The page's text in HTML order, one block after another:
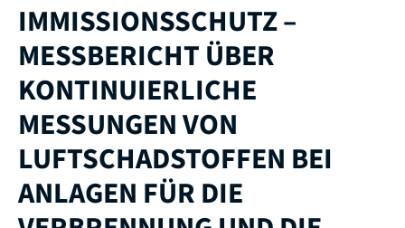
IMMISSIONSSCHUTZ –
MESSBERICHT ÜBER
KONTINUIERLICHE
MESSUNGEN VON
LUFTSCHADSTOFFEN BEI
ANLAGEN FÜR DIE